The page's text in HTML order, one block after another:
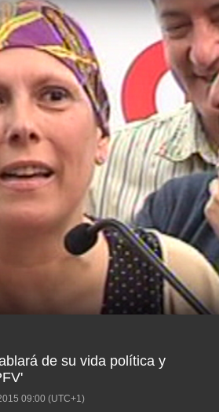
de su vida política y
09:00 (UTC+1)